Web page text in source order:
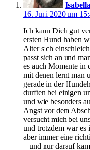
Isabella
16. Juni 2020 um
Ich kann Dich gut
ersten Hund haben
Alter sich
passt sich an und
es auch Momente in
mit denen lernt man
gerade in der
durften bei einigen
und wie besonders
Angst vor dem
versucht mich bei
und trotzdem war
aber immer eine
– und nur darauf